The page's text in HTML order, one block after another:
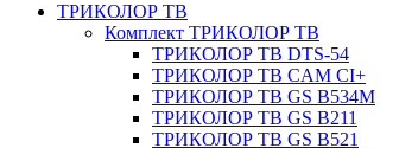
ТРИКОЛОР ТВ
Комплект ТРИКОЛОР ТВ
ТРИКОЛОР ТВ DTS-54
ТРИКОЛОР ТВ CAM CI+
ТРИКОЛОР ТВ GS B534M
ТРИКОЛОР ТВ GS B211
ТРИКОЛОР ТВ GS B521